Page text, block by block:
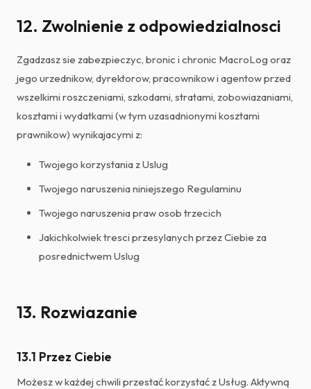
12. Zwolnienie z odpowiedzialnosci
Zgadzasz sie zabezpieczyc, bronic i chronic MacroLog oraz
jego urzednikow, dyrektorow, pracownikow i agentow przed
wszelkimi roszczeniami, szkodami, stratami, zobowiazaniami,
kosztami i wydatkami (w tym uzasadnionymi kosztami
prawnikow) wynikajacymi z:
Twojego korzystania z Uslug
Twojego naruszenia niniejszego Regulaminu
Twojego naruszenia praw osob trzecich
Jakichkolwiek tresci przesylanych przez Ciebie za
posrednictwem Uslug
13. Rozwiazanie
13.1 Przez Ciebie
Możesz w każdej chwili przestać korzystać z Usług. Aktywną